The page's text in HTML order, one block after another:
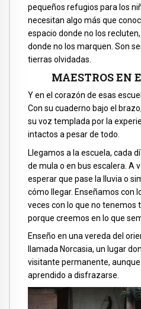
pequeños refugios para los
necesitan algo más que
espacio donde no los
donde no los marquen. Son
tierras olvidadas.
MAESTROS EN
Y en el corazón de esas
Con su cuaderno bajo el
su voz templada por la
intactos a pesar de todo.
Llegamos a la escuela, cada
de mula o en bus escalera. A
esperar que pase la lluvia o
cómo llegar. Enseñamos con
veces con lo que no tenemos
porque creemos en lo que
Enseño en una vereda del
llamada Norcasia, un lugar
visitante permanente,
aprendido a disfrazarse.